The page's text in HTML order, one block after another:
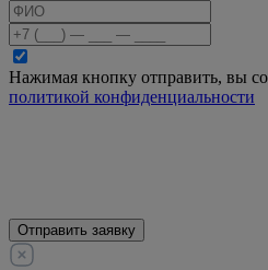
Нажимая кнопку отправить, вы
политикой конфиденциальности
Отправить заявку